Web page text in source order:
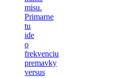
misu.
Primarne
tu
ide
o
frekvenciu
premavky
versus